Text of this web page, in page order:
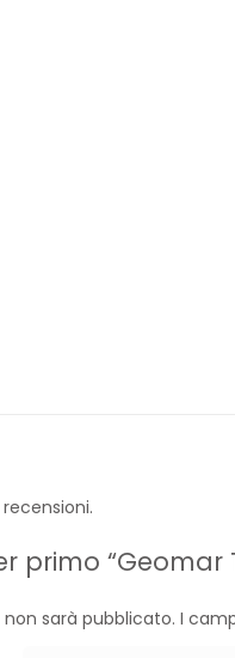
primo
sarà pubblicato. I